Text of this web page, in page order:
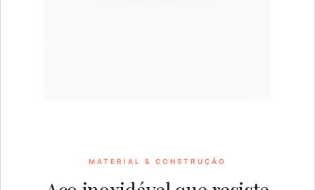
MATERIAL & CONSTRUÇÃO